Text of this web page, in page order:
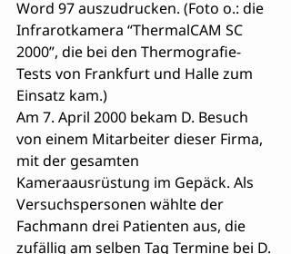
Word 97 auszudrucken. (Foto o.: die
Infrarotkamera “ThermalCAM SC
2000”, die bei den Thermografie-
Tests von Frankfurt und Halle zum
Einsatz kam.)
Am 7. April 2000 bekam D. Besuch
von einem Mitarbeiter dieser Firma,
mit der gesamten
Kameraausrüstung im Gepäck. Als
Versuchspersonen wählte der
Fachmann drei Patienten aus, die
zufällig am selben Tag Termine bei D.